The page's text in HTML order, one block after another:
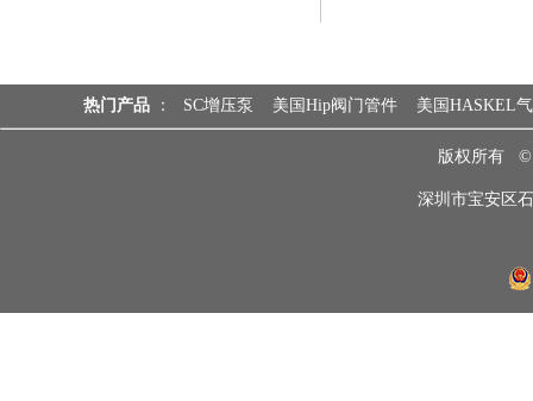
热门产品 ： SC增压泵 美国Hip阀门管件 美国HASKEL
版权所有
深圳市宝安区